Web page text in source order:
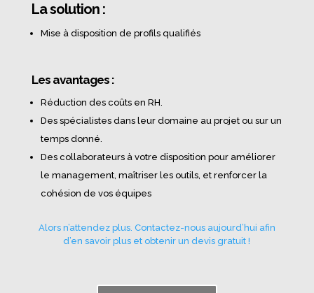
La solution :
Mise à disposition de profils qualifiés
Les avantages :
Réduction des coûts en RH.
Des spécialistes dans leur domaine au projet ou sur un
temps donné.
Des collaborateurs à votre disposition pour améliorer
le management, maîtriser les outils, et renforcer la
cohésion de vos équipes
Alors n’attendez plus. Contactez-nous aujourd’hui afin
d’en savoir plus et obtenir un devis gratuit !